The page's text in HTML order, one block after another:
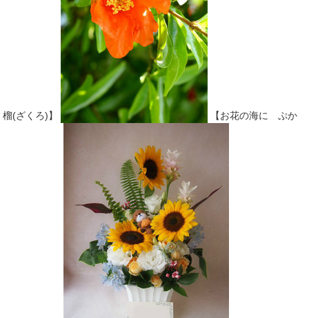
榴(ざくろ)】 【お花の海に ぷか